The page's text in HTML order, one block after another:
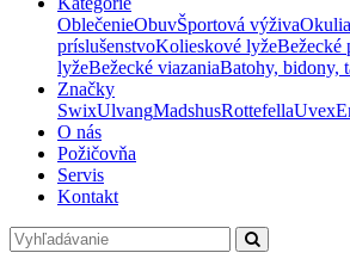
OblečenieObuvŠportová výživa
príslušenstvoKolieskové lyžeBežecké
lyžeBežecké viazaniaBatohy, bidony,
Značky
SwixUlvangMadshusRottefellaUvex
O nás
Požičovňa
Servis
Kontakt